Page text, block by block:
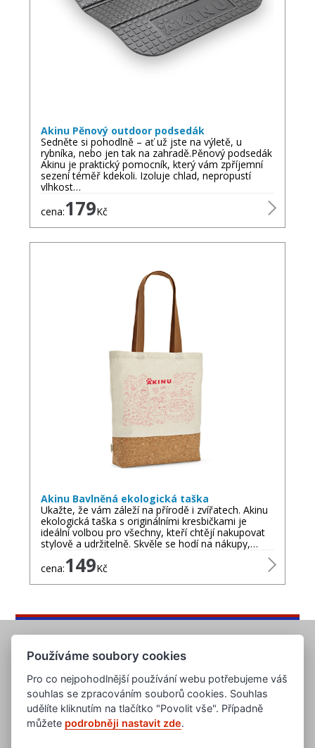
Akinu Pěnový outdoor podsedák
Sedněte si pohodlně – ať už jste na výletě, u
rybníka, nebo jen tak na zahradě.Pěnový podsedák
Akinu je praktický pomocník, který vám zpříjemní
sezení téměř kdekoli. Izoluje chlad, nepropustí
vlhkost…
cena:179Kč
Akinu Bavlněná ekologická taška
Ukažte, že vám záleží na přírodě i zvířatech. Akinu
ekologická taška s originálními kresbičkami je
ideální volbou pro všechny, kteří chtějí nakupovat
stylově a udržitelně. Skvěle se hodí na nákupy,…
cena:149Kč
www.evropska-databanka.cz
Používáme soubory cookies
Pro co nejpohodlnější používání webu potřebujeme váš
souhlas se zpracováním souborů cookies. Souhlas
udělíte kliknutím na tlačítko "Povolit vše". Případně
můžete podrobněji nastavit zde.